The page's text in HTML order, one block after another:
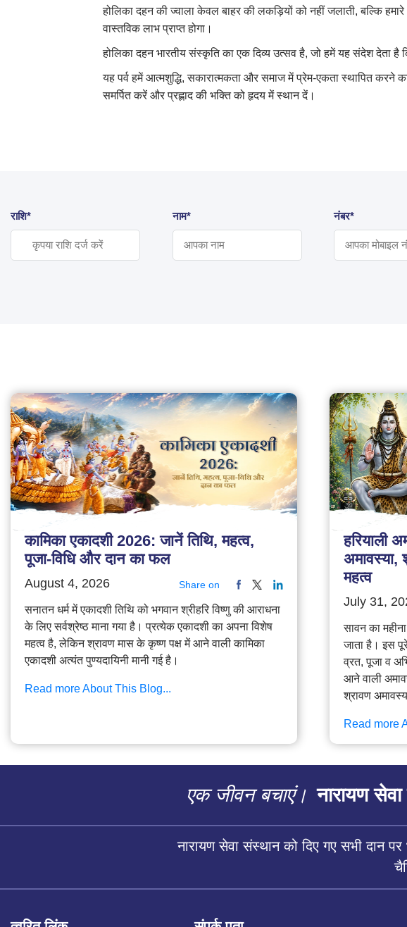
होलिका दहन की ज्वाला केवल बाहर की लकड़ियों को नहीं जलाती, बल्कि
वास्तविक लाभ प्राप्त होगा।
होलिका दहन भारतीय संस्कृति का एक दिव्य उत्सव है, जो हमें यह संदेश देता है
यह पर्व हमें आत्मशुद्धि, सकारात्मकता और समाज में प्रेम-एकता स्थापित करने
समर्पित करें और प्रह्लाद की भक्ति को हृदय में स्थान दें।
राशि* नाम* नंबर*
कामिका एकादशी 2026: जानें तिथि, महत्व,
पूजा-विधि और दान का फल
August 4, 2026 Share on
सनातन धर्म में एकादशी तिथि को भगवान श्रीहरि विष्णु की आराधना
के लिए सर्वश्रेष्ठ माना गया है। प्रत्येक एकादशी का अपना विशेष
महत्व है, लेकिन श्रावण मास के कृष्ण पक्ष में आने वाली कामिका
एकादशी अत्यंत पुण्यदायिनी मानी गई है।
Read more About This Blog...
हरियाली
अमावस्या,
महत्व
July 31,
सावन का
जाता है। इस
व्रत, पूजा व
आने वाली
श्रावण
Read more
एक जीवन बचाएं। नारायण
नारायण सेवा संस्थान को दिए गए सभी दान